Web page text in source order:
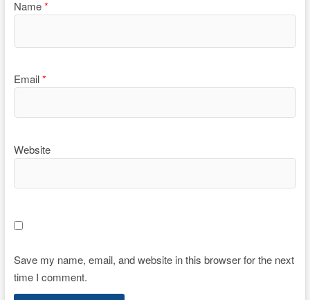
Name*
Email*
Website
Save my name, email, and website in this browser for the next
time I comment.